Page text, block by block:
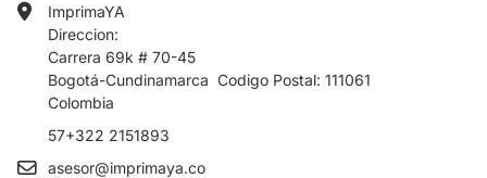
ImprimaYA
Direccion:
Carrera 69k # 70-45
Bogotá-Cundinamarca Codigo Postal: 111061
Colombia
57+322 2151893
asesor@imprimaya.co